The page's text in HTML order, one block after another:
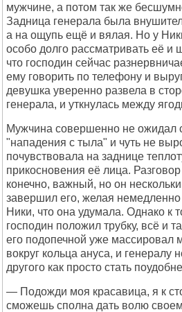
мужчине, а потом так же
Задница генерала была
а на ощупь ещё и вялая. Но у
особо долго рассматривать её и
что господин сейчас
ему говорить по телефону и
девушка уверенно развела в
генерала, и уткнулась между
Мужчина совершенно не ожидал
"нападения с тыла" и чуть не
почувствовала на заднице
прикосновения её лица.
конечно, важный, но он
завершил его, желая немедленно
Ники, что она удумала. Однако к
господин положил трубку, всё и
его подопечной уже массировал
вокруг кольца ануса, и генералу
другого как просто стать
— Подожди моя красавица, я к
сможешь сполна дать волю